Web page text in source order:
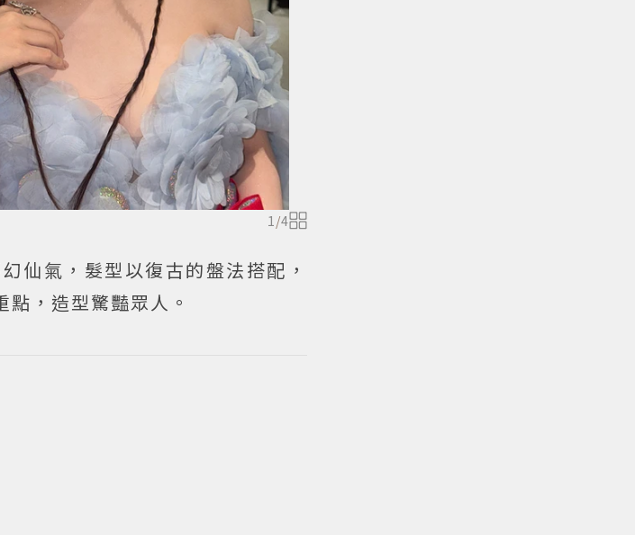
1 /4
仙氣，髮型以復古的盤法搭配，
，造型驚豔眾人。